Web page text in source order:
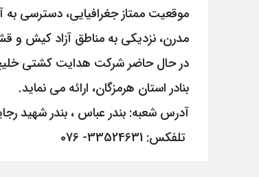
موقعیت ممتاز جغرافیایی، دسترسی به
مدرن، نزدیکی به مناطق آزاد کیش و
بنادر استان هرمزگان، ارائه می نماید.
آدرس شعبه: بندر عباس ، بندر شهید
تلفکس: 33524631- 076